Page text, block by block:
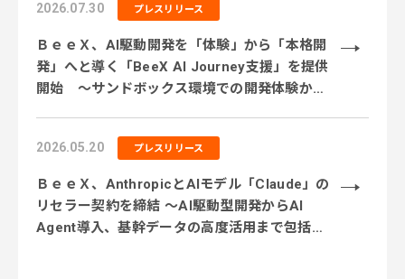
2026.07.30 プレスリリース
ＢｅｅＸ、AI駆動開発を「体験」から「本格開
発」へと導く「BeeX AI Journey支援」を提供
開始 ～サンドボックス環境での開発体験から
2026.05.20 プレスリリース
ＢｅｅＸ、AnthropicとAIモデル「Claude」の
リセラー契約を締結 〜AI駆動型開発からAI
Agent導入、基幹データの高度活用まで包括的